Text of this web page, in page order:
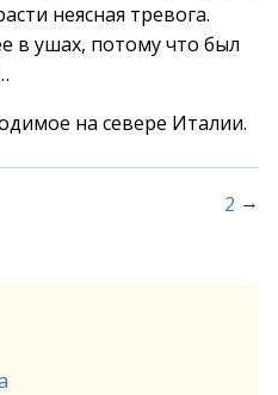
неясная тревога.
в ушах, потому что был
на севере Италии.
2 →